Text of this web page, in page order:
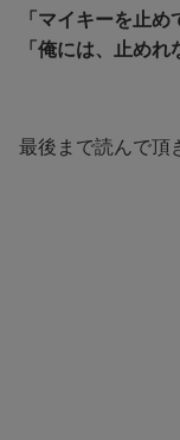
「マイキーを止め
「俺には、止めれ
最後まで読んで頂